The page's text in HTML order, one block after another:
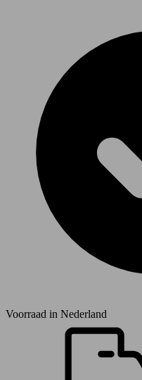
Voorraad in Nederland